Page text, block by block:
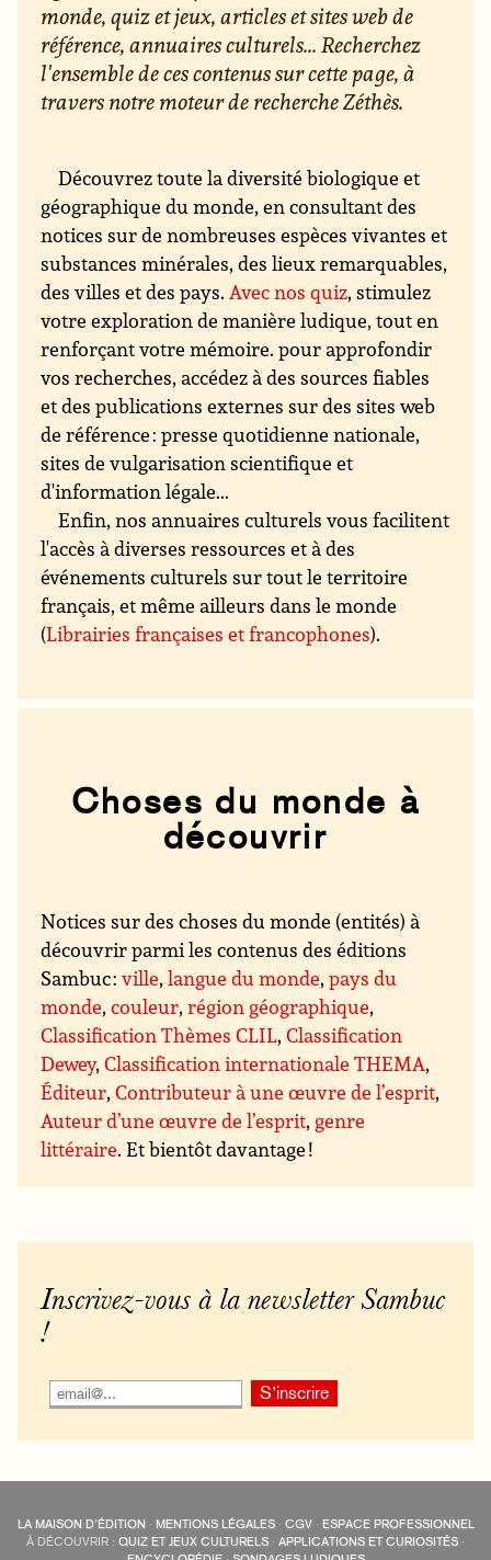
monde, quiz et jeux, articles et sites web de
référence, annuaires culturels... Recherchez
l'ensemble de ces contenus sur cette page, à
travers notre moteur de recherche Zéthès.
Découvrez toute la diversité biologique et
géographique du monde, en consultant des
notices sur de nombreuses espèces vivantes et
substances minérales, des lieux remarquables,
des villes et des pays. Avec nos quiz, stimulez
votre exploration de manière ludique, tout en
renforçant votre mémoire. pour approfondir
vos recherches, accédez à des sources fiables
et des publications externes sur des sites web
de référence : presse quotidienne nationale,
sites de vulgarisation scientifique et
d'information légale...
Enfin, nos annuaires culturels vous facilitent
l'accès à diverses ressources et à des
événements culturels sur tout le territoire
français, et même ailleurs dans le monde
(Librairies françaises et francophones).
Choses du monde à
découvrir
Notices sur des choses du monde (entités) à
découvrir parmi les contenus des éditions
Sambuc :ville,langue du monde,pays du
monde,couleur,région géographique,
Classification Thèmes CLIL,Classification
Dewey,Classification internationale THEMA,
Éditeur,Contributeur à une œuvre de l’esprit,
Auteur d’une œuvre de l’esprit, genre
littéraire. Et bientôt davantage !
Inscrivez-vous à la newsletter Sambuc
!
LA MAISON D’ÉDITION · MENTIONS LÉGALES· CGV· ESPACE PROFESSIONNEL
À DÉCOUVRIR : QUIZ ET JEUX CULTURELS · APPLICATIONS ET CURIOSITÉS ·